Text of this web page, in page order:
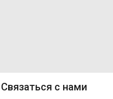
Связаться с нами